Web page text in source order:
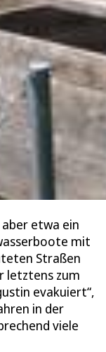
etwa ein
mit
Straßen
letztens zum
evakuiert“,
in der
viele